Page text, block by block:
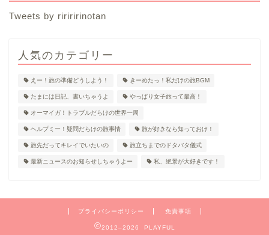
Tweets by ririririnotan
人気のカテゴリー
えー！旅の準備どうしよう！ きーめたっ！私だけの旅BGM
たまには日記、書いちゃうよ やっぱり女子旅って最高！
オーマイガ！トラブルだらけの世界一周
ヘルプミー！疑問だらけの旅事情 旅が好きなら知っておけ！
旅先だってキレイでいたいの 旅立ちまでのドタバタ儀式
最新ニュースのお知らせしちゃうよー 私、絶景が大好きです！
プライバシーポリシー 免責事項
2012–2026 PLAYFUL